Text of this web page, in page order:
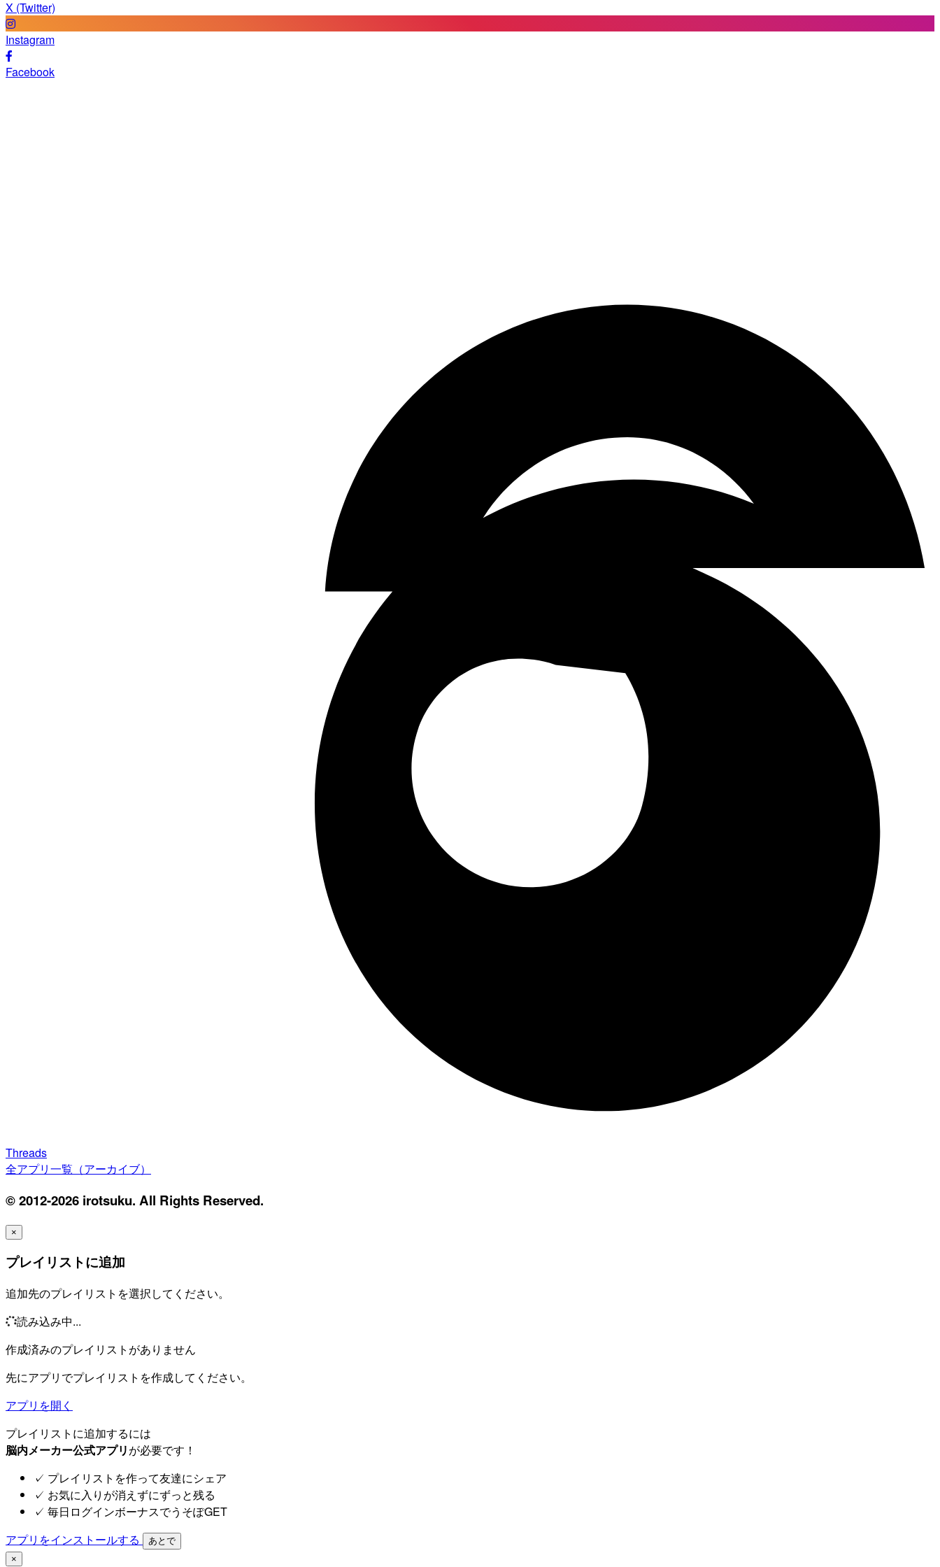
X (Twitter)
Instagram
Facebook
Threads
全アプリ一覧（アーカイブ）
© 2012-2026 irotsuku. All Rights Reserved.
×
プレイリストに追加
追加先のプレイリストを選択してください。
読み込み中...
作成済みのプレイリストがありません
先にアプリでプレイリストを作成してください。
アプリを開く
プレイリストに追加するには
脳内メーカー公式アプリが必要です！
✓ プレイリストを作って友達にシェア
✓ お気に入りが消えずにずっと残る
✓ 毎日ログインボーナスでうそぽGET
アプリをインストールする
あとで
×